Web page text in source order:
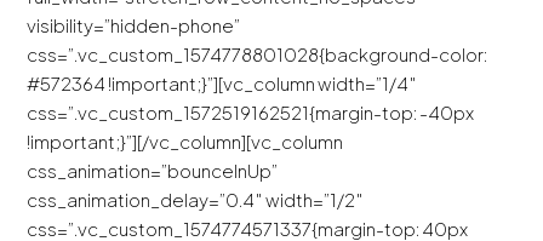
visibility=”hidden-phone”
css=”.vc_custom_1574778801028{background-color:
#572364 !important;}”][vc_column width=”1/4″
css=”.vc_custom_1572519162521{margin-top: -40px
!important;}”][/vc_column][vc_column
css_animation=”bounceInUp”
css_animation_delay=”0.4″ width=”1/2″
css=”.vc_custom_1574774571337{margin-top: 40px